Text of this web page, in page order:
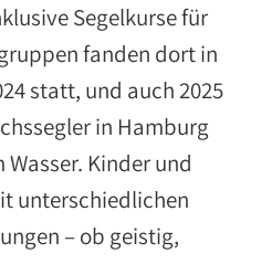
Segelkurse für
fanden dort in
statt, und auch 2025
in Hamburg
Kinder und
unterschiedlichen
– ob geistig,